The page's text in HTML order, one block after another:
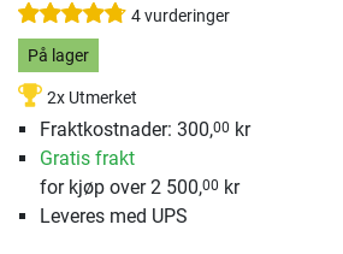
4 vurderinger
På lager
2x Utmerket
Fraktkostnader: 300,00 kr
Gratis frakt
for kjøp over 2 500,00 kr
Leveres med UPS